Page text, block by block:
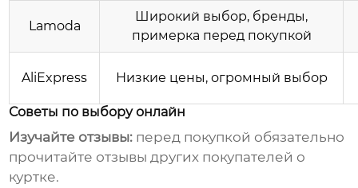
Lamoda
Широкий выбор, бренды,
примерка перед покупкой
AliExpress Низкие цены, огромный выбор
Советы по выбору онлайн
Изучайте отзывы: перед покупкой обязательно
прочитайте отзывы других покупателей о
куртке.